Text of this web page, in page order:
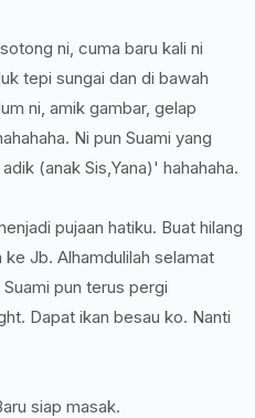
ni, cuma baru kali ni
tepi sungai dan di bawah
ni, amik gambar, gelap
Ni pun Suami yang
(anak Sis,Yana)' hahahaha.
pujaan hatiku. Buat hilang
Jb. Alhamdulilah selamat
pun terus pergi
Dapat ikan besau ko. Nanti
siap masak.